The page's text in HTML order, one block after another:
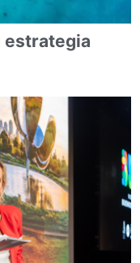
estrategia